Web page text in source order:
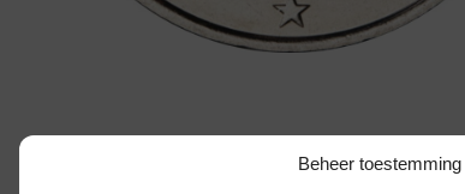
Beheer toestemming